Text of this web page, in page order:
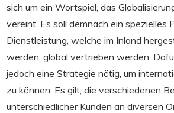
sich um ein Wortspiel, das
vereint. Es soll demnach ein spezielles
Dienstleistung, welche im Inland
werden, global vertrieben werden.
jedoch eine Strategie nötig, um
zu können. Es gilt, die verschiedenen
unterschiedlicher Kunden an diversen